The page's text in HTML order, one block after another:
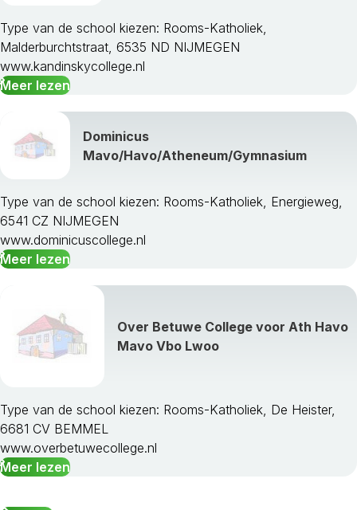
Type van de school kiezen: Rooms-Katholiek,
Malderburchtstraat, 6535 ND NIJMEGEN
www.kandinskycollege.nl
Meer lezen
Dominicus
Mavo/Havo/Atheneum/Gymnasium
Type van de school kiezen: Rooms-Katholiek, Energieweg,
6541 CZ NIJMEGEN
www.dominicuscollege.nl
Meer lezen
Over Betuwe College voor Ath Havo
Mavo Vbo Lwoo
Type van de school kiezen: Rooms-Katholiek, De Heister,
6681 CV BEMMEL
www.overbetuwecollege.nl
Meer lezen